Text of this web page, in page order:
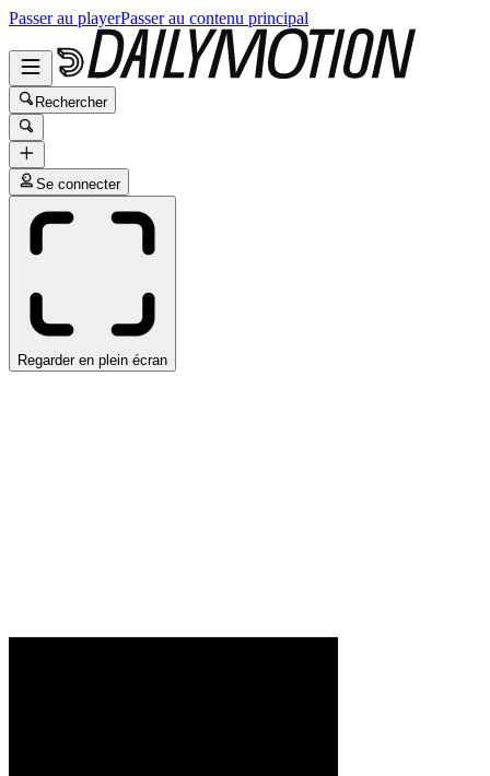
Passer au playerPasser au contenu principal
Rechercher
Se connecter
Regarder en plein écran